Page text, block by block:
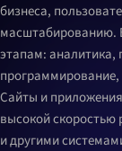
бизнеса,
масштабированию.
этапам: аналитика,
программирование,
Сайты и
высокой скоростью
и другими